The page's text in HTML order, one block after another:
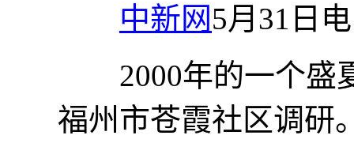
中新网5月31日
2000年的一个盛夏
福州市苍霞社区调研